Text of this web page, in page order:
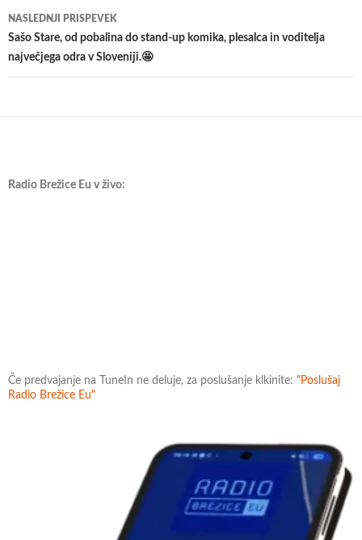
prispevkih
NASLEDNJI PRISPEVEK
Sašo Stare, od pobalina do stand-up komika, plesalca in voditelja
največjega odra v Sloveniji.🤩
Radio Brežice Eu v živo:
Če predvajanje na TuneIn ne deluje, za poslušanje klkinite: "Poslušaj
Radio Brežice Eu"